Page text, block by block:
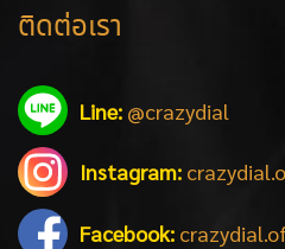
ติดต่อเรา
Line: @crazydial
Instagram:
Facebook: